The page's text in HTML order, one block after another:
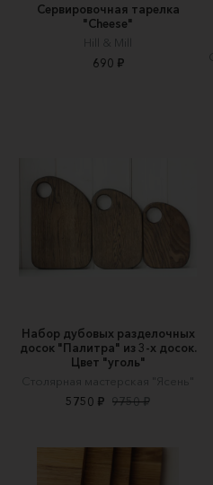
Сервировочная тарелка
"Cheese"
Hill & Mill
690 ₽
Набор дубовых разделочных
досок "Палитра" из 3-х досок.
Цвет "уголь"
Столярная мастерская "Ясень"
5750 ₽ 9750 ₽